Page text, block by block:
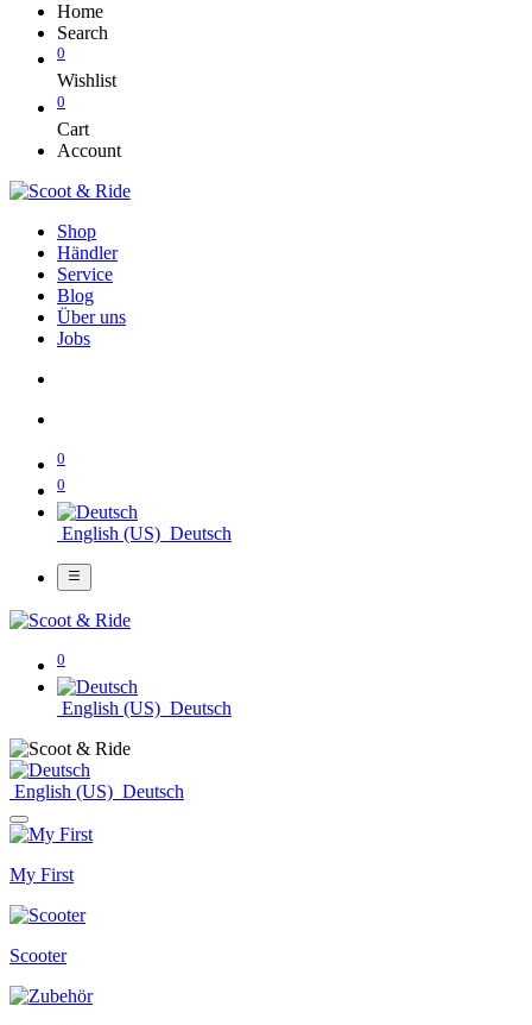
Home
Search
0
Wishlist
0
Cart
Account
Shop
Händler
Service
Blog
Über uns
Jobs
0
0
English (US) Deutsch
0
English (US) Deutsch
English (US) Deutsch
My First
Scooter